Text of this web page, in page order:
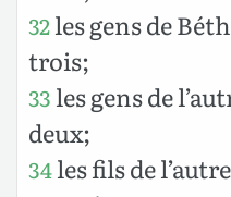
32les gens de
trois;
33 les gens de
deux;
34les fils de